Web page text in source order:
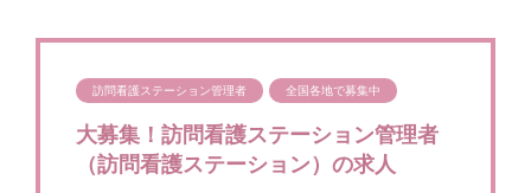
訪問看護ステーション管理者 全国各地で募集中
大募集！訪問看護ステーション管理者
（訪問看護ステーション）の求人